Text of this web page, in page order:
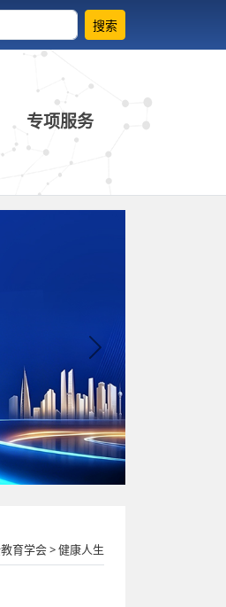
搜索
专项服务
Next
育学会 > 健康人生